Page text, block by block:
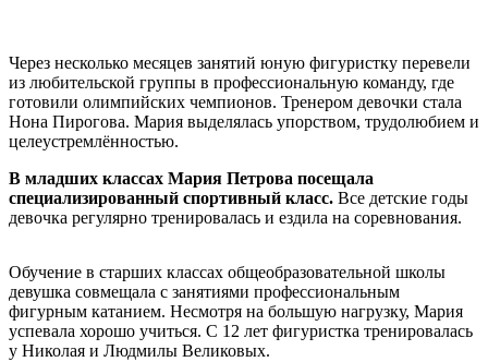
Через несколько месяцев занятий юную фигуристку перевели
из любительской группы в профессиональную команду, где
готовили олимпийских чемпионов. Тренером девочки стала
Нона Пирогова. Мария выделялась упорством, трудолюбием и
целеустремлённостью.
В младших классах Мария Петрова посещала
специализированный спортивный класс. Все детские годы
девочка регулярно тренировалась и ездила на соревнования.
Обучение в старших классах общеобразовательной школы
девушка совмещала с занятиями профессиональным
фигурным катанием. Несмотря на большую нагрузку, Мария
успевала хорошо учиться. С 12 лет фигуристка тренировалась
у Николая и Людмилы Великовых.